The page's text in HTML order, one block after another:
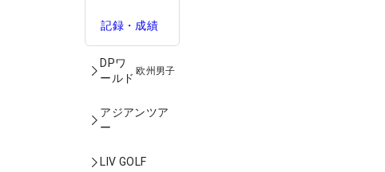
記録・成績
DPワ
ールド
欧州男子
アジアンツア
ー
LIV GOLF